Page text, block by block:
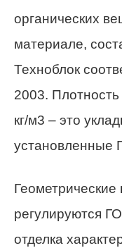
органических
материале,
Техноблок
2003.
кг/м3 – это
установленные
регулируются
отделка